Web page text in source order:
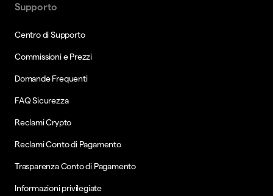
Supporto
Centro di Supporto
Commissioni e Prezzi
Domande Frequenti
FAQ Sicurezza
Reclami Crypto
Reclami Conto di Pagamento
Trasparenza Conto di Pagamento
Informazioni privilegiate